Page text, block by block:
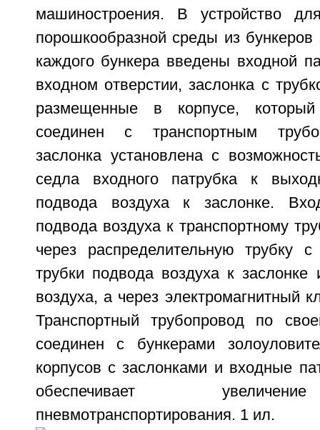
машиностроения. В устройство
порошкообразной среды из бункеров
каждого бункера введены входной
входном отверстии, заслонка с
размещенные в корпусе,
соединен с транспортным
заслонка установлена с
седла входного патрубка к
подвода воздуха к заслонке.
подвода воздуха к транспортному
через распределительную трубку
трубки подвода воздуха к заслонке
воздуха, а через электромагнитный
Транспортный трубопровод по
соединен с бункерами
корпусов с заслонками и входные
обеспечивает
пневмотранспортирования. 1 ил.